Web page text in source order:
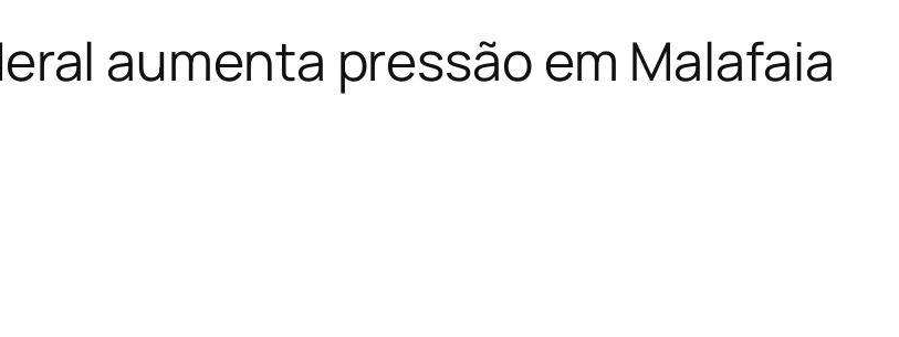
aumenta pressão em Malafaia